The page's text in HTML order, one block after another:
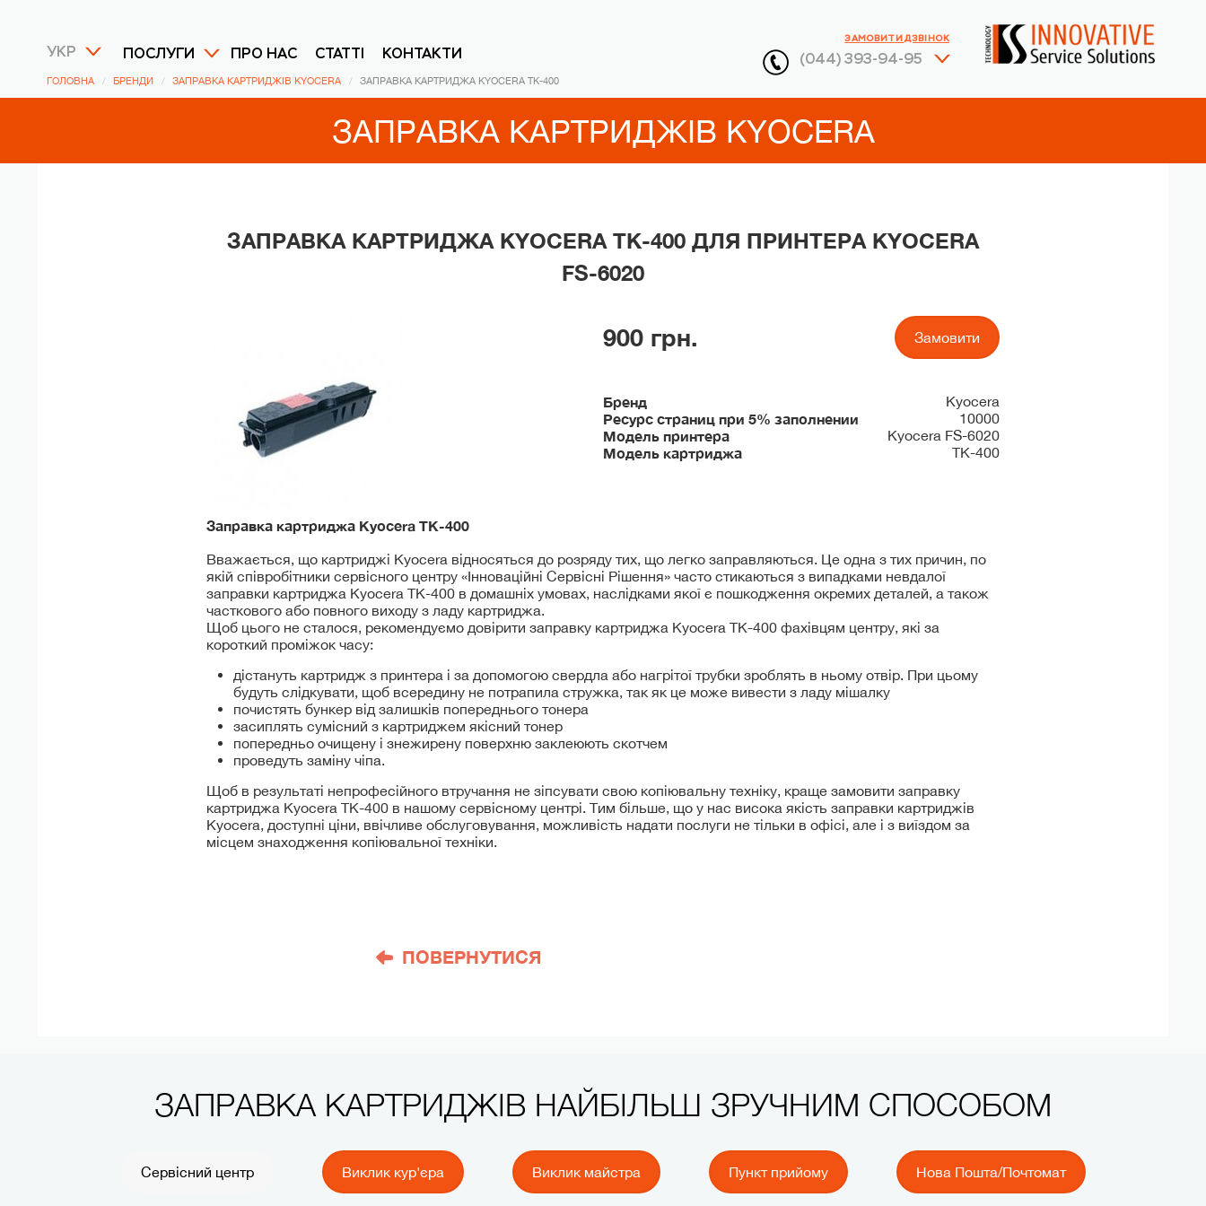
УКР ПОСЛУГИ ПРО НАС СТАТТІ КОНТАКТИ (044) 393-94-95
ЗАМОВИТИ ДЗВІНОК
ГОЛОВНА БРЕНДИ ЗАПРАВКА КАРТРИДЖІВ KYOCERA ЗАПРАВКА КАРТРИДЖА KYOCERA TK-400
ЗАПРАВКА КАРТРИДЖІВ KYOCERA
ЗАПРАВКА КАРТРИДЖА KYOCERA TK-400 ДЛЯ ПРИНТЕРА KYOCERA
FS-6020
900 грн. Замовити
Бренд Kyocera
Ресурс страниц при 5% заполнении 10000
Модель принтера Kyocera FS-6020
Модель картриджа TK-400
Заправка картриджа Kyocera TK-400
Вважається, що картриджі Kyocera відносяться до розряду тих, що легко заправляються. Це одна з тих причин, по
якій співробітники сервісного центру «Інноваційні Сервісні Рішення» часто стикаються з випадками невдалої
заправки картриджа Kyocera TK-400 в домашніх умовах, наслідками якої є пошкодження окремих деталей, а також
часткового або повного виходу з ладу картриджа.
Щоб цього не сталося, рекомендуємо довірити заправку картриджа Kyocera TK-400 фахівцям центру, які за
короткий проміжок часу:
дістануть картридж з принтера і за допомогою свердла або нагрітої трубки зроблять в ньому отвір. При цьому
будуть слідкувати, щоб всередину не потрапила стружка, так як це може вивести з ладу мішалку
почистять бункер від залишків попереднього тонера
засиплять сумісний з картриджем якісний тонер
попередньо очищену і знежирену поверхню заклеюють скотчем
проведуть заміну чіпа.
Щоб в результаті непрофесійного втручання не зіпсувати свою копіювальну техніку, краще замовити заправку
картриджа Kyocera TK-400 в нашому сервісному центрі. Тим більше, що у нас висока якість заправки картриджів
Kyocera, доступні ціни, ввічливе обслуговування, можливість надати послуги не тільки в офісі, але і з виїздом за
місцем знаходження копіювальної техніки.
ПОВЕРНУТИСЯ
ЗАПРАВКА КАРТРИДЖІВ НАЙБІЛЬШ ЗРУЧНИМ СПОСОБОМ
Сервісний центр Виклик кур'єра Виклик майстра Пункт прийому Нова Пошта/Почтомат